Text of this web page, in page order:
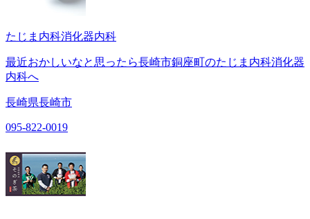
たじま内科消化器内科
最近おかしいなと思ったら長崎市銅座町のたじま内科消化器
内科へ
長崎県長崎市
095-822-0019